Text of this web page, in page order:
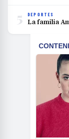
5 DEPORTES
La familia